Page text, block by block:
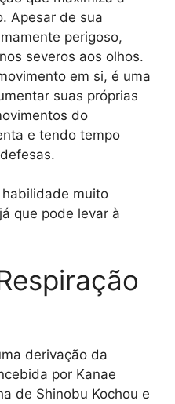
Apesar de sua
perigoso,
severos aos olhos.
em si, é uma
suas próprias
do
e tendo tempo
muito
que pode levar à
derivação da
por Kanae
de Shinobu Kochou e